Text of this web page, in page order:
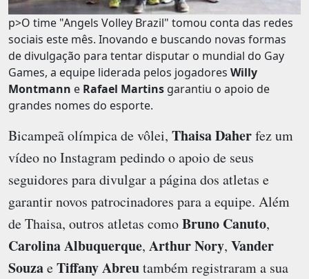
p>O time "Angels Volley Brazil" tomou conta das redes
sociais este mês. Inovando e buscando novas formas
de divulgação para tentar disputar o mundial do Gay
Games, a equipe liderada pelos jogadores Willy
Montmann e Rafael Martins garantiu o apoio de
grandes nomes do esporte.
Bicampeã olímpica de vôlei, Thaisa Daherfez um
vídeo no Instagram pedindo o apoio de seus
seguidores para divulgar a página dos atletas e
garantir novos patrocinadores para a equipe. Além
de Thaisa, outros atletas comoBruno Canuto,
Carolina Albuquerque, Arthur Nory, Vander
SouzaeTiffany Abreutambém registraram a sua